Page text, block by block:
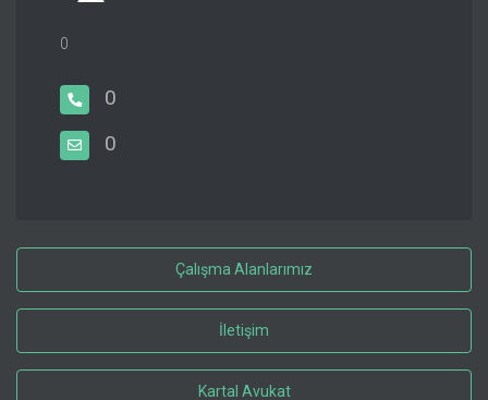
0
0
0
Çalışma Alanlarımız
İletişim
Kartal Avukat